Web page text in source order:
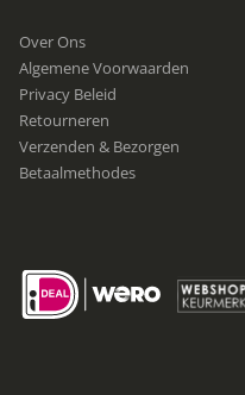
Over Ons
Algemene Voorwaarden
Privacy Beleid
Retourneren
Verzenden & Bezorgen
Betaalmethodes